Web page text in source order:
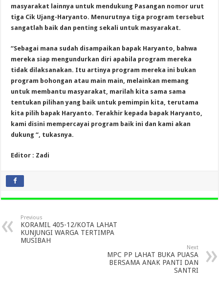
masyarakat lainnya untuk mendukung Pasangan nomor urut
tiga Cik Ujang-Haryanto. Menurutnya tiga program tersebut
sangatlah baik dan penting sekali untuk masyarakat.
“Sebagai mana sudah disampaikan bapak Haryanto, bahwa
mereka siap mengundurkan diri apabila program mereka
tidak dilaksanakan. Itu artinya program mereka ini bukan
program bohongan atau main main, melainkan memang
untuk membantu masyarakat, marilah kita sama sama
tentukan pilihan yang baik untuk pemimpin kita, terutama
kita pilih bapak Haryanto. Terakhir kepada bapak Haryanto,
kami disini mempercayai program baik ini dan kami akan
dukung “, tukasnya.
Editor : Zadi
Previous
KORAMIL 405-12/KOTA LAHAT
KUNJUNGI WARGA TERTIMPA
MUSIBAH
Next
MPC PP LAHAT BUKA PUASA
BERSAMA ANAK PANTI DAN
SANTRI